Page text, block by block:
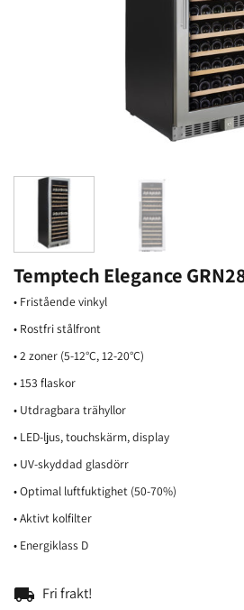
Temptech Elegance
• Fristående vinkyl
• Rostfri stålfront
• 2 zoner (5-12°C, 12-20°C)
• 153 flaskor
• Utdragbara trähyllor
• LED-ljus, touchskärm, display
• UV-skyddad glasdörr
• Optimal luftfuktighet (50-70%)
• Aktivt kolfilter
• Energiklass D
local_shipping Fri frakt!